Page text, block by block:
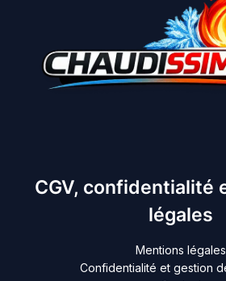
CGV, confidentialité
légales
Mentions légales
Confidentialité et gestion